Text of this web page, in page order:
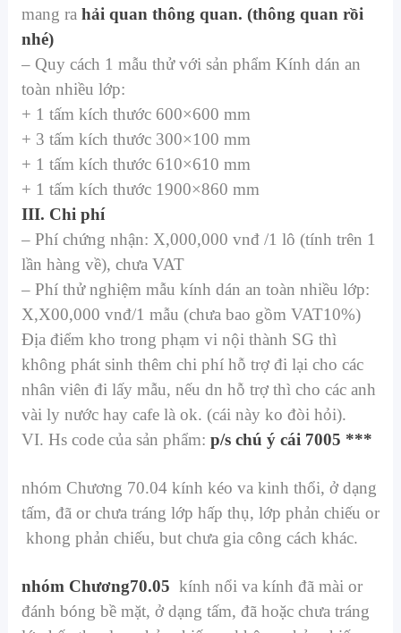
mang rahải quan thông quan. (thông quan rồi
nhé)
– Quy cách 1 mẫu thử với sản phẩm Kính dán an
toàn nhiều lớp:
+ 1 tấm kích thước 600×600 mm
+ 3 tấm kích thước 300×100 mm
+ 1 tấm kích thước 610×610 mm
+ 1 tấm kích thước 1900×860 mm
III. Chi phí
– Phí chứng nhận: X,000,000 vnđ /1 lô (tính trên 1
lần hàng về), chưa VAT
– Phí thử nghiệm mẫu kính dán an toàn nhiều lớp:
X,X00,000 vnđ/1 mẫu (chưa bao gồm VAT10%)
Địa điểm kho trong phạm vi nội thành SG thì
không phát sinh thêm chi phí hỗ trợ đi lại cho các
nhân viên đi lấy mẫu, nếu dn hỗ trợ thì cho các anh
vài ly nước hay cafe là ok. (cái này ko đòi hỏi).
VI. Hs code của sản phẩm: p/s chú ý cái 7005 ***
nhóm Chương 70.04 kính kéo va kinh thổi, ở dạng
tấm, đã or chưa tráng lớp hấp thụ, lớp phản chiếu or
khong phản chiếu, but chưa gia công cách khác.
nhóm Chương70.05 kính nổi va kính đã mài or
đánh bóng bề mặt, ở dạng tấm, đã hoặc chưa tráng